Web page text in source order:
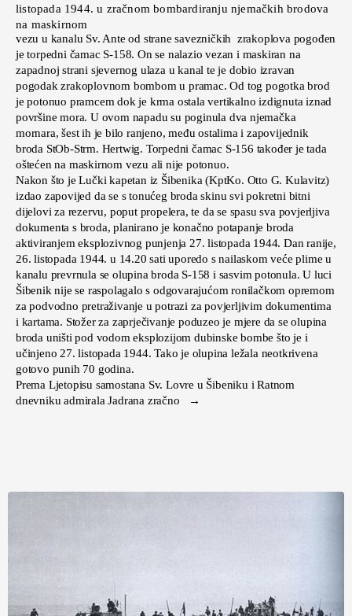
listopada 1944. u zračnom bombardiranju njemačkih brodova
na maskirnom
vezu u kanalu Sv. Ante od strane savezničkih zrakoplova pogođen
je torpedni čamac S-158. On se nalazio vezan i maskiran na
zapadnoj strani sjevernog ulaza u kanal te je dobio izravan
pogodak zrakoplovnom bombom u pramac. Od tog pogotka brod
je potonuo pramcem dok je krma ostala vertikalno izdignuta iznad
površine mora. U ovom napadu su poginula dva njemačka
mornara, šest ih je bilo ranjeno, među ostalima i zapovijednik
broda StOb-Strm. Hertwig. Torpedni čamac S-156 također je tada
oštećen na maskirnom vezu ali nije potonuo.
Nakon što je Lučki kapetan iz Šibenika (KptKo. Otto G. Kulavitz)
izdao zapovijed da se s tonućeg broda skinu svi pokretni bitni
dijelovi za rezervu, poput propelera, te da se spasu sva povjerljiva
dokumenta s broda, planirano je konačno potapanje broda
aktiviranjem eksplozivnog punjenja 27. listopada 1944. Dan ranije,
26. listopada 1944. u 14.20 sati uporedo s nailaskom veće plime u
kanalu prevrnula se olupina broda S-158 i sasvim potonula. U luci
Šibenik nije se raspolagalo s odgovarajućom ronilačkom opremom
za podvodno pretraživanje u potrazi za povjerljivim dokumentima
i kartama. Stožer za zaprječivanje poduzeo je mjere da se olupina
broda uništi pod vodom eksplozijom dubinske bombe što je i
učinjeno 27. listopada 1944. Tako je olupina ležala neotkrivena
gotovo punih 70 godina.
Prema Ljetopisu samostana Sv. Lovre u Šibeniku i Ratnom
dnevniku admirala Jadrana zračno →